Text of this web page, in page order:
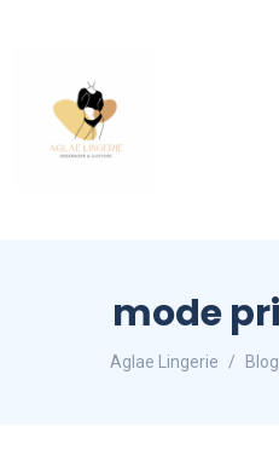
mode
Aglae Lingerie Blog